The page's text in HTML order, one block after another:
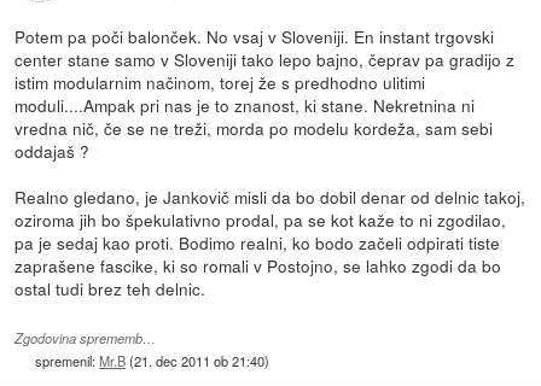
Potem pa poči balonček. No vsaj v Sloveniji. En instant trgovski
center stane samo v Sloveniji tako lepo bajno, čeprav pa gradijo z
istim modularnim načinom, torej že s predhodno ulitimi
moduli....Ampak pri nas je to znanost, ki stane. Nekretnina ni
vredna nič, če se ne treži, morda po modelu kordeža, sam sebi
oddajaš ?
Realno gledano, je Jankovič misli da bo dobil denar od delnic takoj,
oziroma jih bo špekulativno prodal, pa se kot kaže to ni zgodilao,
pa je sedaj kao proti. Bodimo realni, ko bodo začeli odpirati tiste
zaprašene fascike, ki so romali v Postojno, se lahko zgodi da bo
ostal tudi brez teh delnic.
Zgodovina sprememb…
spremenil:Mr.B(21. dec 2011 ob 21:40)